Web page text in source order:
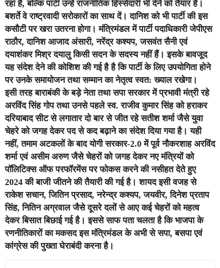
रहा है, बल्कि पार्टी उन्हें राजनीतिक हिस्सेदारी भी देने को तैयार है।
बशर्ते वे राष्ट्रवादी सरोकारों का साथ दें। दानिश को भी पार्टी की इस
कसौटी पर खरा उतरना होगा। मंत्रिमंडल में पार्टी पदाधिकारी जेपीएस
राठौर, दानिश आजाद अंसारी, नरेंद्र कश्यप, जसवंत सैनी एवं
दयाशंकर मिश्र दयालु किसी सदन के सदस्य नहीं हैं। इसके बावजूद
यह संदेश देने की कोशिश की गई है है कि पार्टी के लिए उपयोगिता होने
पर उनके समायोजन तथा सम्मान का नेतृत्व स्वत: ख्याल रखेगा।
इसी तरह बाराबंकी के बड़े नेता तथा सपा सरकार में प्रभावी मंत्री रहे
अरविंद सिंह गोप तथा उनसे पहले स्व. राजीव कुमार सिंह को हराकर
दरियाबाद सीट से लगातार दो बार से जीत रहे सतीश शर्मा जैसे युवा
चेहरे को जगह देकर पद से कद बढ़ाने का संदेश दिया गया है। यही
नहीं, तमाम अटकलों के बाद योगी सरकार-2.0 में पूर्व नौकरशाह अरविंद
शर्मा एवं असीम अरुण जैसे चेहरों को जगह देकर नए मंत्रियों को
पॉलिटिक्स ऑफ परफॉरमेंस पर फोकस करने की नसीहत देते हुए
2024 की बाजी जीतने की तैयारी की गई है। शायद इसी वजह से
राकेश सचान, जितिन प्रसाद, नरेन्द्र कश्यप, जयवीर, दिनेश प्रताप
सिंह, नितिन अग्रवाल जैसे दूसरे दलों से आए कई चेहरों को महत्व
देकर बिसात बिछाई गई है। इससे साफ पता चलता है कि भाजपा के
रणनीतिकारों का मकसद इस मंत्रिमंडल के अभी से सपा, बसपा एवं
कांग्रेस की पुख्ता घेराबंदी करना है।